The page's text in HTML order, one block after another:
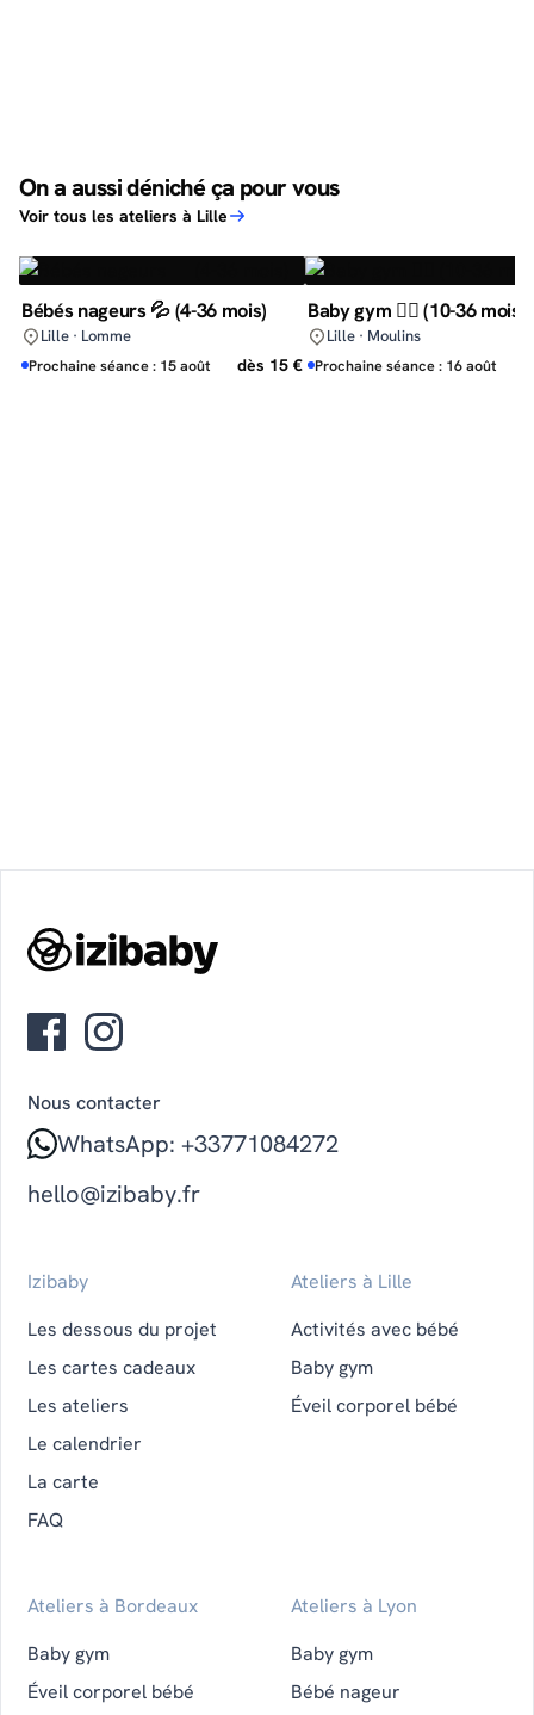
On a aussi déniché ça pour vous
Voir tous les ateliers à Lille
Bébés nageurs 💦 (4-36 mois)
Lille · Lomme
Prochaine séance : 15 août
dès 15 €
Baby gym 🤸‍♀️ (10-36 mois)
Lille · Moulins
Prochaine séance : 16 août
Nous contacter
WhatsApp: +33771084272
hello@izibaby.fr
Izibaby
Les dessous du projet
Les cartes cadeaux
Les ateliers
Le calendrier
La carte
FAQ
Ateliers à Lille
Activités avec bébé
Baby gym
Éveil corporel bébé
Ateliers à Bordeaux
Baby gym
Éveil corporel bébé
Ateliers à Lyon
Baby gym
Bébé nageur